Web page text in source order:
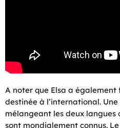
A noter que Elsa a
destinée à l’international.
mélangeant les deux langues
sont mondialement connus.